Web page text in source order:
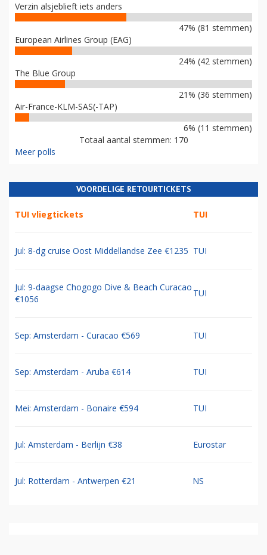
Verzin alsjeblieft iets anders
47% (81 stemmen)
European Airlines Group (EAG)
24% (42 stemmen)
The Blue Group
21% (36 stemmen)
Air-France-KLM-SAS(-TAP)
6% (11 stemmen)
Totaal aantal stemmen: 170
Meer polls
VOORDELIGE RETOURTICKETS
TUI vliegtickets TUI
Jul: 8-dg cruise Oost Middellandse Zee €1235 TUI
Jul: 9-daagse Chogogo Dive & Beach Curacao
€1056
TUI
Sep: Amsterdam - Curacao €569 TUI
Sep: Amsterdam - Aruba €614 TUI
Mei: Amsterdam - Bonaire €594 TUI
Jul: Amsterdam - Berlijn €38 Eurostar
Jul: Rotterdam - Antwerpen €21 NS